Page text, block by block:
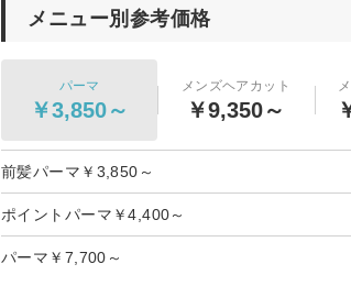
メニュー別参考価格
パーマ
￥3,850～
メンズヘアカット
￥9,350～
前髪パーマ￥3,850～
ポイントパーマ￥4,400～
パーマ￥7,700～